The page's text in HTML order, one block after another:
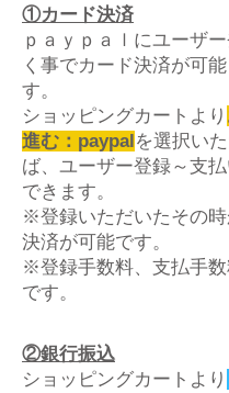
①カード決済
ｐａｙｐａｌにユーザ
く事でカード決済が可
す。
ショッピングカートより
進む：paypalを選択い
ば、ユーザー登録～支
できます。
​※登録いただいたその
決済が可能です。
※登録手数料、支払手
です。
②銀行振込
ショッピングカートより